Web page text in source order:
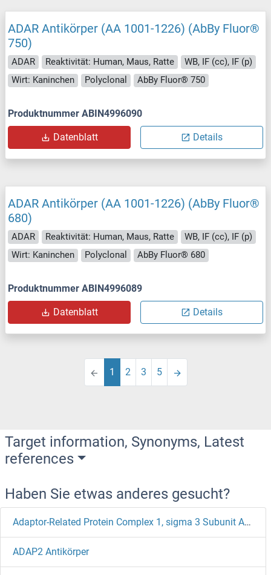
ADAR Antikörper (AA 1001-1226) (AbBy Fluor®
750)
ADAR Reaktivität: Human, Maus, Ratte
WB, IF (cc), IF (p)
Wirt: Kaninchen
Polyclonal AbBy Fluor® 750
Produktnummer ABIN4996090
Datenblatt Details
ADAR Antikörper (AA 1001-1226) (AbBy Fluor®
680)
ADAR Reaktivität: Human, Maus, Ratte
WB, IF (cc), IF (p)
Wirt: Kaninchen
Polyclonal AbBy Fluor® 680
Produktnummer ABIN4996089
Datenblatt Details
1 2 3 5
Target information, Synonyms, Latest
references
Haben Sie etwas anderes gesucht?
Adaptor-Related Protein Complex 1, sigma 3 Subunit Antikörper
ADAP2 Antikörper